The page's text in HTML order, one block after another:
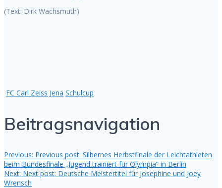
(Text: Dirk Wachsmuth)
FC Carl Zeiss Jena Schulcup
Beitragsnavigation
Previous: Previous post: Silbernes Herbstfinale der Leichtathleten
beim Bundesfinale „Jugend trainiert für Olympia“ in Berlin
Next: Next post: Deutsche Meistertitel für Josephine und Joey
Wrensch